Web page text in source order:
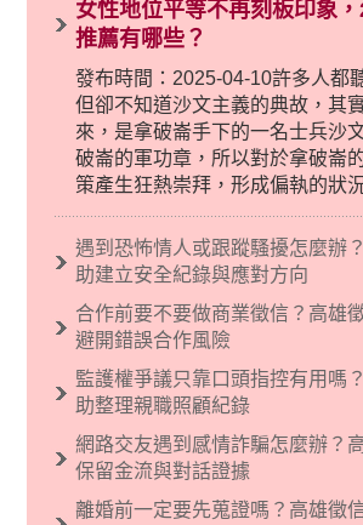
女性地位平等不再刻板印象
推薦有哪些？
發布時間：2025-04-10許多人都
但卻不知道沙文主義的典故，其
來，是拿破崙手下的一名士兵沙
破崙的軍功章，所以對於拿破崙
策產生狂熱崇拜，形成偏執的狀
義後來就被拿來暗指偏見和歧視
義傾向的人，通常對於自己的國
烈的卓越感，因而瞧不起其他國
現了男性沙文…
遇到恐怖情人或跟蹤騷擾怎麼辦
助建立安全紀錄與應對方向
合作前要不要做商業徵信？高雄
避開錯誤合作風險
監護權爭議只靠口頭指控有用嗎
助整理親職照顧紀錄
網路交友遇到感情詐騙怎麼辦？
保留金流與對話證據
離婚前一定要先蒐證嗎？高雄徵